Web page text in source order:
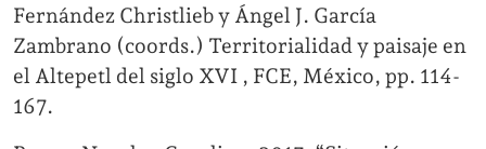
Fernández Christlieb y Ángel J. García
Zambrano (coords.) Territorialidad y paisaje en
el Altepetl del siglo XVI , FCE, México, pp. 114-
167.